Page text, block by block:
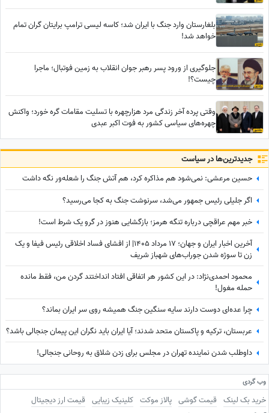
بلغارستان وارد جنگ با ایران شد؛ کاسه لیسی ترامپ برایتان گران تمام
خواهد شد!
جلوگیری از ورود پسر رهبر جوان انقلاب به زمین فوتبال؛ ماجرا
چیست؟!
وقتی پرده آخر زندگی مرد هزارچهره با تسلیت مقامات گره خورد؛ واکنش
چهره‌های سیاسی کشور به فوت اکبر عبدی
جدید‌ترین‌ها در سیاست
حسین مرعشی: نمی‌شود هم مذاکره کرد، هم آتش جنگ را شعله‌ور نگه داشت
اگر جلیلی رئیس جمهور می‌شد، سرنوشت جنگ به کجا می‌رسید؟
خبر مهم عراقچی درباره تنگه هرمز؛ بازگشایی هنوز در گرو یک شرط است!
آخرین اخبار ایران و جهان؛ 17 مرداد 1405| از افشای فساد اخلاقی رئیس فیفا و یک
زن تا سوژه شدن جوراب‌های شهباز شریف
محمود احمدی‌نژاد: در این کشور هر اتفاقی افتاد انداختند گردن من، فقط مانده
حمله مغول!
چرا عده‌ای دوست دارند سایه سنگین جنگ همیشه روی سر ایران بماند؟
عربستان، ترکیه و پاکستان متحد شدند؛ آیا ایران باید نگران این پیمان جنجالی باشد؟
داوطلب شدن نماینده تهران در مجلس برای زدن شلاق به روحانی جنجالی!
وب گردی
خرید بک لینک قیمت گوشی پالاز موکت کلینیک زیبایی قیمت ارز دیجیتال